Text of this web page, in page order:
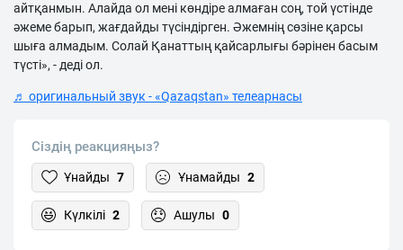
айтқанмын. Алайда ол мені көндіре алмаған соң, той үстінде
әжеме барып, жағдайды түсіндірген. Әжемнің сөзіне қарсы
шыға алмадым. Солай Қанаттың қайсарлығы бәрінен басым
түсті», - деді ол.
♬ оригинальный звук - «Qazaqstan» телеарнасы
Сіздің реакцияңыз?
Ұнайды 7 Ұнамайды 2
Күлкілі 2 Ашулы 0